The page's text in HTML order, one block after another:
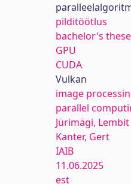
pilditöötlus
bachelor's
GPU
CUDA
Vulkan
image
parallel
Jürimägi, Lembit
Kanter, Gert
IAIB
11.06.2025
est